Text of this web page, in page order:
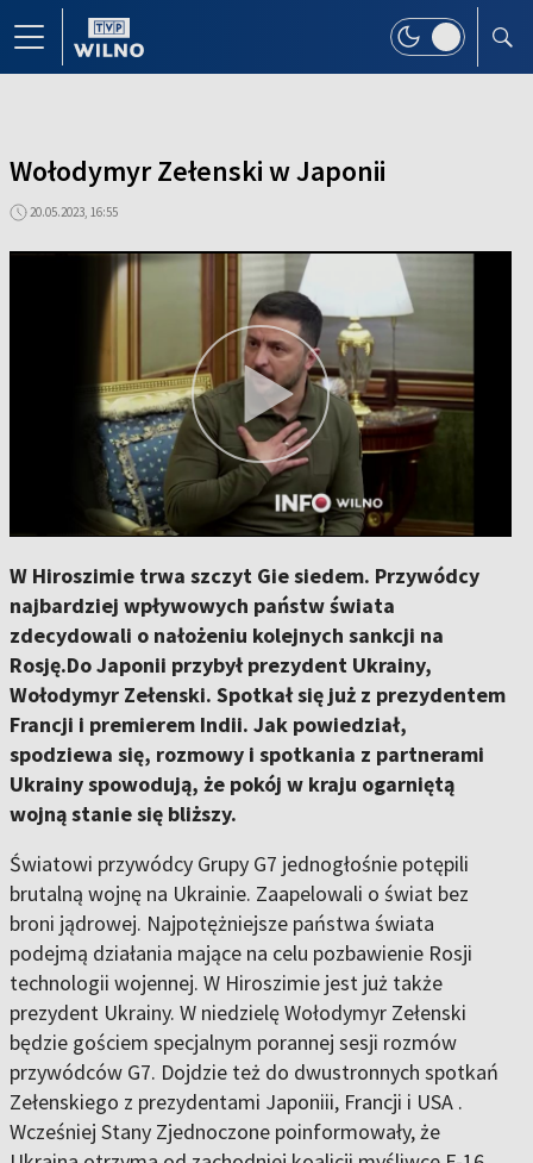
Wołodymyr Zełenski w Japonii
20.05.2023, 16:55
W Hiroszimie trwa szczyt Gie siedem. Przywódcy
najbardziej wpływowych państw świata
zdecydowali o nałożeniu kolejnych sankcji na
Rosję.Do Japonii przybył prezydent Ukrainy,
Wołodymyr Zełenski. Spotkał się już z prezydentem
Francji i premierem Indii. Jak powiedział,
spodziewa się, rozmowy i spotkania z partnerami
Ukrainy spowodują, że pokój w kraju ogarniętą
wojną stanie się bliższy.
Światowi przywódcy Grupy G7 jednogłośnie potępili
brutalną wojnę na Ukrainie. Zaapelowali o świat bez
broni jądrowej. Najpotężniejsze państwa świata
podejmą działania mające na celu pozbawienie Rosji
technologii wojennej. W Hiroszimie jest już także
prezydent Ukrainy. W niedzielę Wołodymyr Zełenski
będzie gościem specjalnym porannej sesji rozmów
przywódców G7. Dojdzie też do dwustronnych spotkań
Zełenskiego z prezydentami Japoniii, Francji i USA .
Wcześniej Stany Zjednoczone poinformowały, że